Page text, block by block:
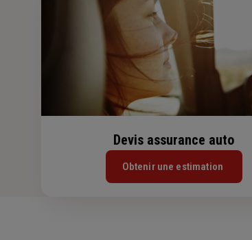
Devis assurance auto
Obtenir une estimation